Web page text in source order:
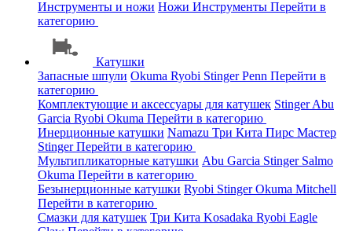
Инструменты и ножи Ножи Инструменты Перейти в
категорию
Катушки
Запасные шпули Okuma Ryobi StingerPenn Перейти в
категорию
Комплектующие и аксессуары для катушек StingerAbu
Garcia Ryobi Okuma Перейти в категорию
Инерционные катушки Namazu Три Кита Пирс Мастер
StingerПерейти в категорию
Мультипликаторные катушки Abu Garcia Stinger Salmo
Okuma Перейти в категорию
Безынерционные катушки Ryobi StingerOkuma Mitchell
Перейти в категорию
Смазки для катушек Три Кита Kosadaka Ryobi Eagle